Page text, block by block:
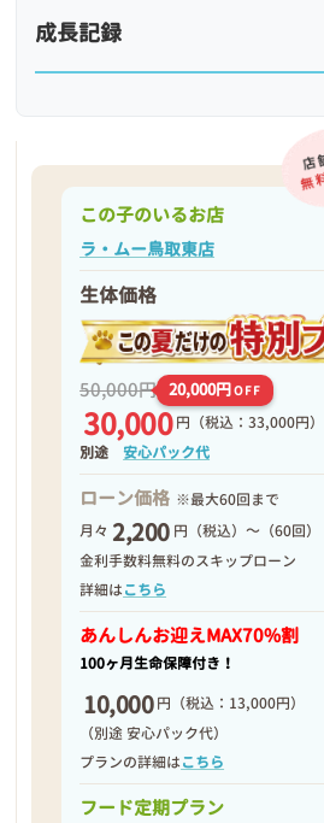
成長記録
2026年02月12日
この子のいるお店
ラ・ムー鳥取東店
生体価格
50,000円 20,000円OFF
30,000 円 （税込：33,000円）
別途安心パック代
ローン価格 ※最大60回まで
月々 2,200 円（税込）～（60回）
金利手数料無料のスキップローン
詳細はこちら
あんしんお迎えMAX70%割
100ヶ月生命保障付き！
10,000 円 （税込：13,000円）
（別途 安心パック代）
プランの詳細はこちら
フード定期プラン